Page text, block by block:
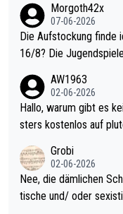
Morgoth42x
07-06-2026
Die Aufstockung finde
16/8? Die Jugendspiele waren letztes Jahr durchaus sehr kurz
Allerdings ist Mitchell Lawrie als Nummer 1 der
ziert. Somit ändert die
sters erstmal nichts. Ich denke sie wollen damit für nächstes J
ohl wenig WDF
es Jahr der Fall. Er
den Qualifier und ich
gas) antun würde,
AW1963
02-06-2026
Hallo, warum gibt es keinen Hinweis, dass die Nordic Darts Ma
sters kostenlos auf
Grobi
02-06-2026
Nee, die dämlichen
tische und/ oder